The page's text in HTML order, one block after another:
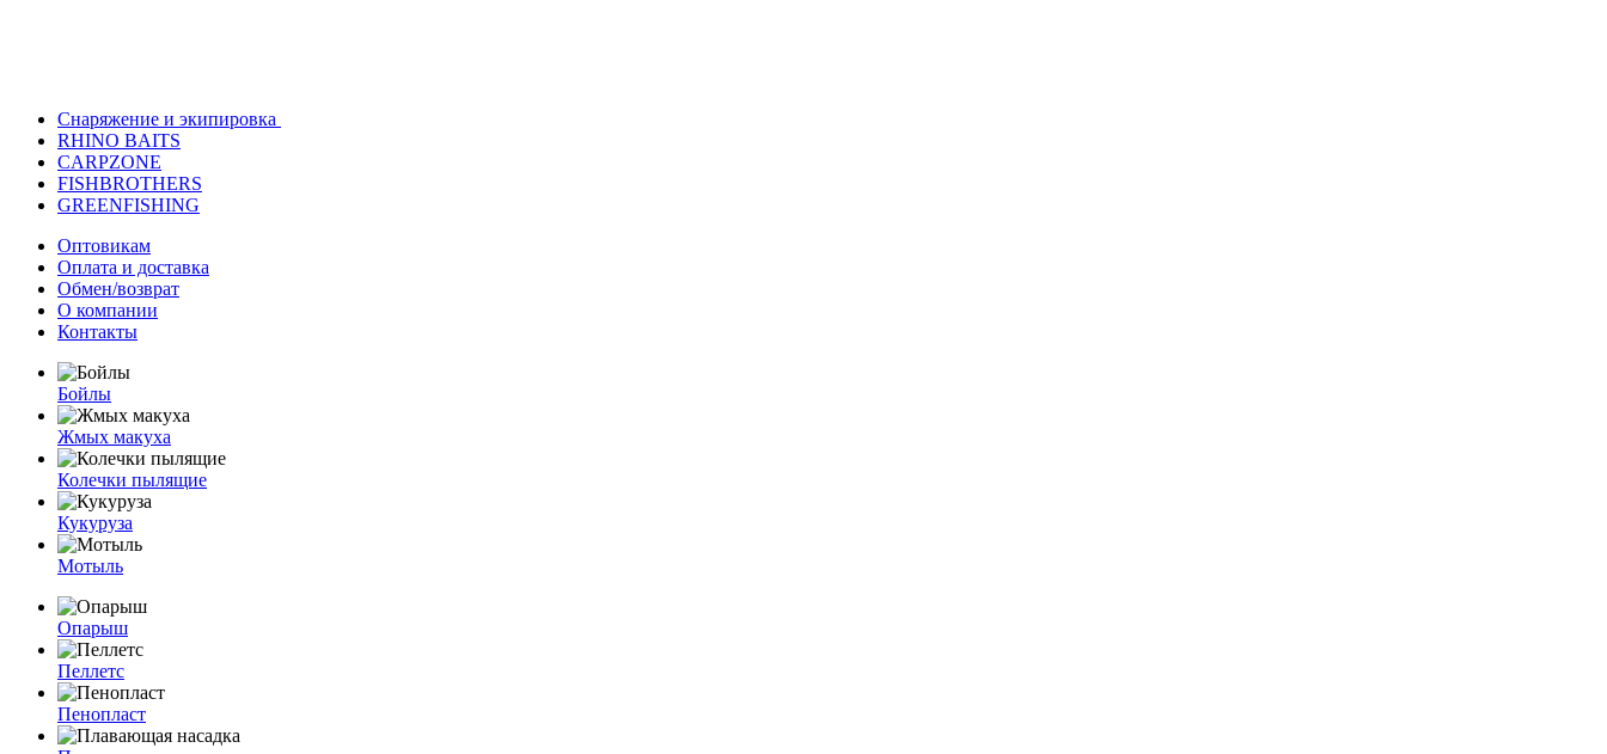
Снаряжение и экипировка
RHINO BAITS
CARPZONE
FISHBROTHERS
GREENFISHING
Оптовикам
Оплата и доставка
Обмен/возврат
О компании
Контакты
Бойлы
Жмых макуха
Колечки пылящие
Кукуруза
Мотыль
Опарыш
Пеллетс
Пенопласт